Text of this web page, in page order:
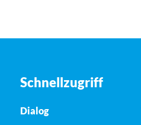
Schnellzugriff
Dialog